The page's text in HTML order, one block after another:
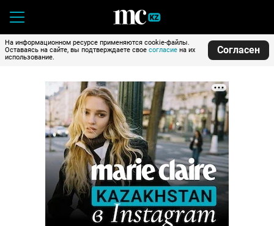
На информационном ресурсе применяются cookie-файлы.
Оставаясь на сайте, вы подтверждаете свое согласие на их
использование.
Согласен